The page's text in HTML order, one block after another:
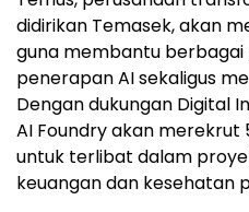
didirikan Temasek, akan
guna membantu
penerapan AI sekaligus
Dengan dukungan Digital
AI Foundry akan
untuk terlibat dalam
keuangan dan kesehatan